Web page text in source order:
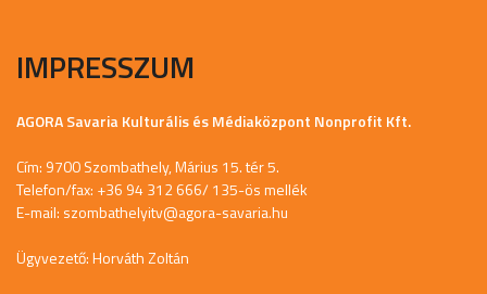
IMPRESSZUM
AGORA Savaria Kulturális és Médiaközpont Nonprofit Kft.
Cím: 9700 Szombathely, Márius 15. tér 5.
Telefon/fax: +36 94 312 666/ 135-ös mellék
E-mail: szombathelyitv@agora-savaria.hu
Ügyvezető: Horváth Zoltán